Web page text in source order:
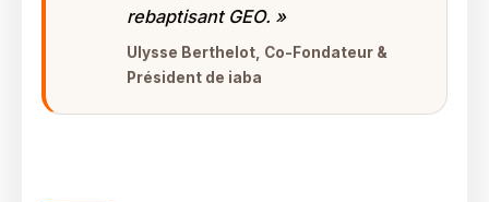
rebaptisant GEO. »
Ulysse Berthelot, Co-Fondateur &
Président de iaba